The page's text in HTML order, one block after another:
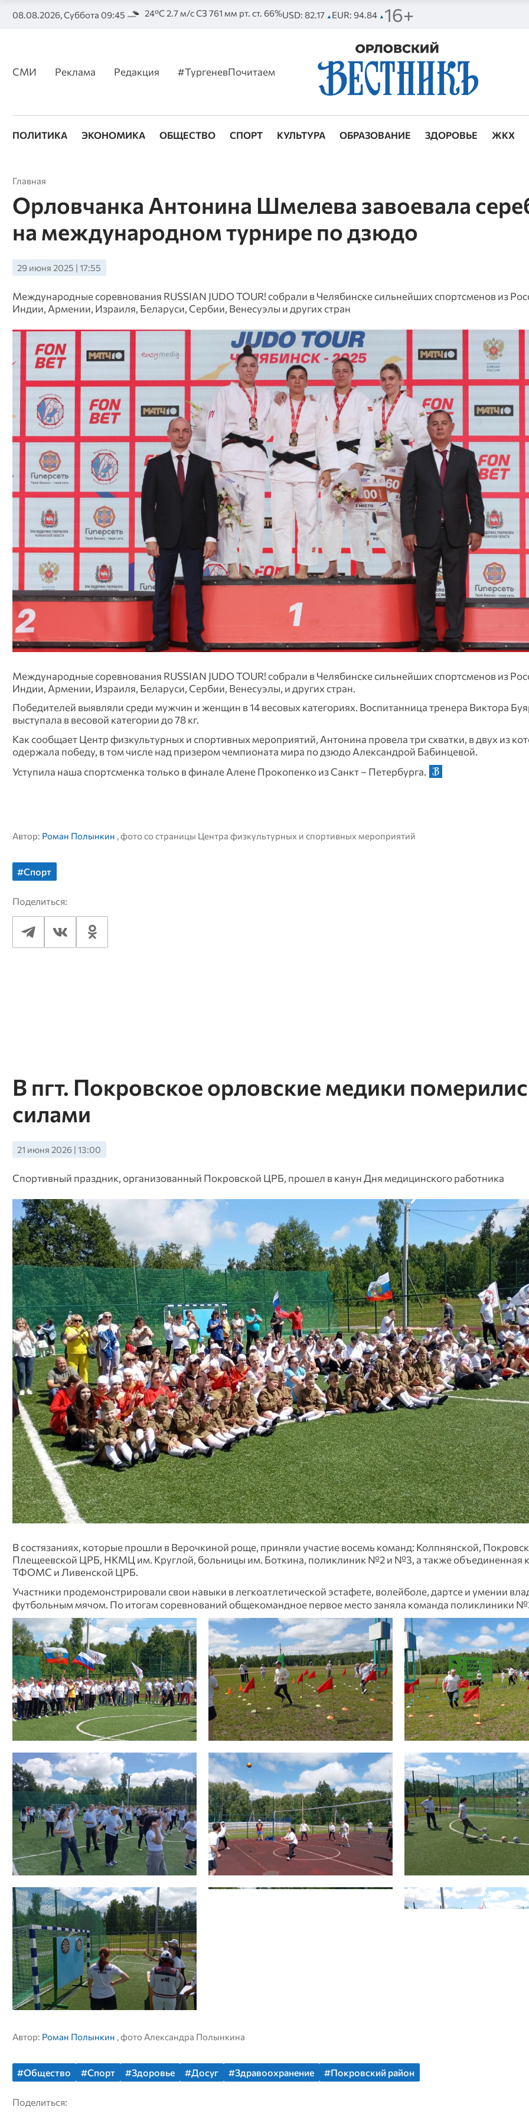
08.08.2026, Суббота 09:45 24°C 2.7 м/с СЗ 761 мм рт. ст. 66%USD: 82.17 ▲ EUR: 94.84 ▲ 16+
СМИ Реклама Редакция #ТургеневПочитаем
ПОЛИТИКА ЭКОНОМИКА ОБЩЕСТВО СПОРТ КУЛЬТУРА ОБРАЗОВАНИЕ ЗДОРОВЬЕ ЖКХ
Главная
Орловчанка Антонина Шмелева завоевала
на международном турнире по дзюдо
29 июня 2025 | 17:55
Международные соревнования RUSSIAN JUDO TOUR! собрали в Челябинске сильнейших спортсменов из
Индии, Армении, Израиля, Беларуси, Сербии, Венесуэлы и других стран
Международные соревнования RUSSIAN JUDO TOUR! собрали в Челябинске сильнейших спортсменов из
Индии, Армении, Израиля, Беларуси, Сербии, Венесуэлы, и других стран.
Победителей выявляли среди мужчин и женщин в 14 весовых категориях. Воспитанница тренера Виктора
выступала в весовой категории до 78 кг.
Как сообщает Центр физкультурных и спортивных мероприятий, Антонина провела три схватки, в двух из
одержала победу, в том числе над призером чемпионата мира по дзюдо Александрой Бабинцевой.
Уступила наша спортсменка только в финале Алене Прокопенко из Санкт – Петербурга.
Автор: Роман Полынкин , фото со страницы Центра физкультурных и спортивных мероприятий
#Спорт
Поделиться:
В пгт. Покровское орловские медики
силами
21 июня 2026 | 13:00
Спортивный праздник, организованный Покровской ЦРБ, прошел в канун Дня медицинского работника
В состязаниях, которые прошли в Верочкиной роще, приняли участие восемь команд: Колпнянской,
Плещеевской ЦРБ, НКМЦ им. Круглой, больницы им. Боткина, поликлиник №2 и №3, а также объединенная
ТФОМС и Ливенской ЦРБ.
Участники продемонстрировали свои навыки в легкоатлетической эстафете, волейболе, дартсе и умении
футбольным мячом. По итогам соревнований общекомандное первое место заняла команда поликлиники
Автор: Роман Полынкин , фото Александра Полынкина
#Общество #Спорт #Здоровье #Досуг #Здравоохранение #Покровский район
Поделиться: